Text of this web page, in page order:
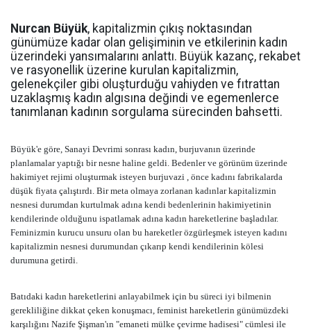
Nurcan Büyük, kapitalizmin çıkış noktasından
günümüze kadar olan gelişiminin ve etkilerinin kadın
üzerindeki yansımalarını anlattı. Büyük kazanç, rekabet
ve rasyonellik üzerine kurulan kapitalizmin,
gelenekçiler gibi oluşturduğu vahiyden ve fıtrattan
uzaklaşmış kadın algısına değindi ve egemenlerce
tanımlanan kadının sorgulama sürecinden bahsetti.
Büyük'e göre, Sanayi Devrimi sonrası kadın, burjuvanın üzerinde
planlamalar yaptığı bir nesne haline geldi. Bedenler ve görünüm üzerinde
hakimiyet rejimi oluşturmak isteyen burjuvazi , önce kadını fabrikalarda
düşük fiyata çalıştırdı. Bir meta olmaya zorlanan kadınlar kapitalizmin
nesnesi durumdan kurtulmak adına kendi bedenlerinin hakimiyetinin
kendilerinde olduğunu ispatlamak adına kadın hareketlerine başladılar.
Feminizmin kurucu unsuru olan bu hareketler özgürleşmek isteyen kadını
kapitalizmin nesnesi durumundan çıkarıp kendi kendilerinin kölesi
durumuna getirdi.
Batıdaki kadın hareketlerini anlayabilmek için bu süreci iyi bilmenin
gerekliliğine dikkat çeken konuşmacı, feminist hareketlerin günümüzdeki
karşılığını Nazife Şişman'ın "emaneti mülke çevirme hadisesi" cümlesi ile